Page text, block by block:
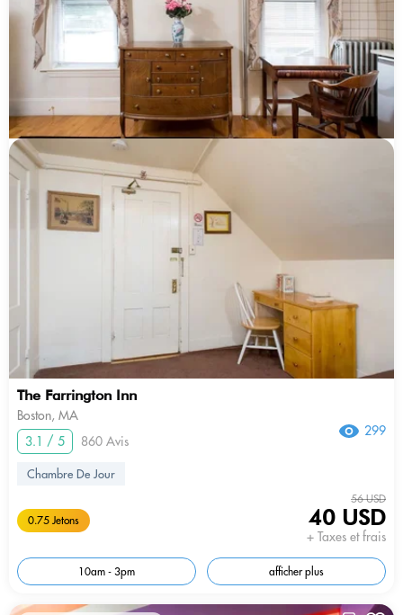
The Farrington Inn
Boston, MA
3.1 / 5
860 Avis
299
Chambre De Jour
0.75 Jetons
56 USD
40 USD
+ Taxes et frais
10am - 3pm afficher plus